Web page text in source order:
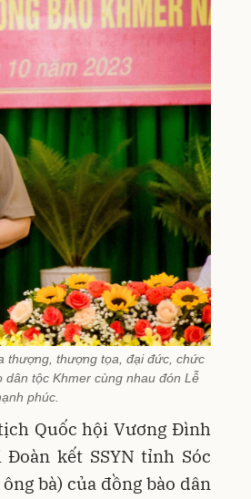
thượng, thượng tọa, đại đức, chức
tộc Khmer cùng nhau đón Lễ
phúc.
Quốc hội Vương Đình
kết SSYN tỉnh Sóc
bà) của đồng bào dân